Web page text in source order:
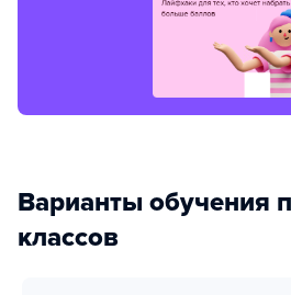
Варианты обучения
классов